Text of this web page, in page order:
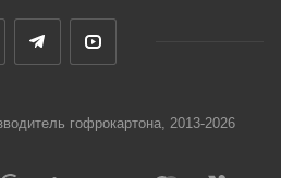
гофрокартона, 2013-2026